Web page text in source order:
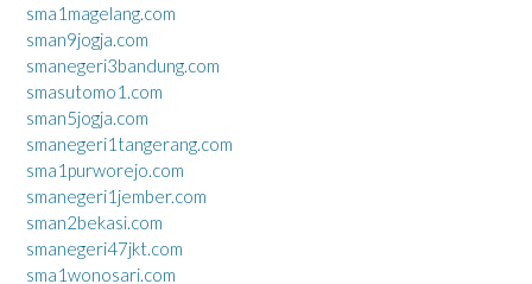
sma1magelang.com
sman9jogja.com
smanegeri3bandung.com
smasutomo1.com
sman5jogja.com
smanegeri1tangerang.com
sma1purworejo.com
smanegeri1jember.com
sman2bekasi.com
smanegeri47jkt.com
sma1wonosari.com